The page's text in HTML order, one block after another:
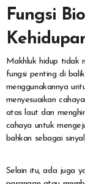
Fungsi
Makhluk hidup tidak
fungsi penting di
menggunakannya
menyesuaikan
atas laut dan
cahaya untuk
bahkan sebagai
Selain itu, ada juga